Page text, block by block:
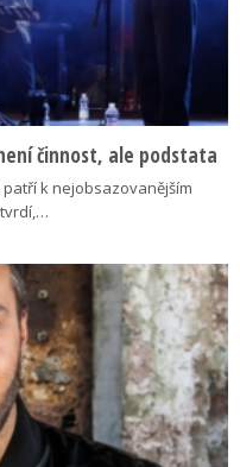
činnost, ale podstata
k nejobsazovanějším